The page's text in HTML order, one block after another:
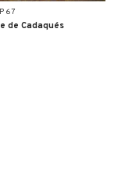
67
de Cadaqués